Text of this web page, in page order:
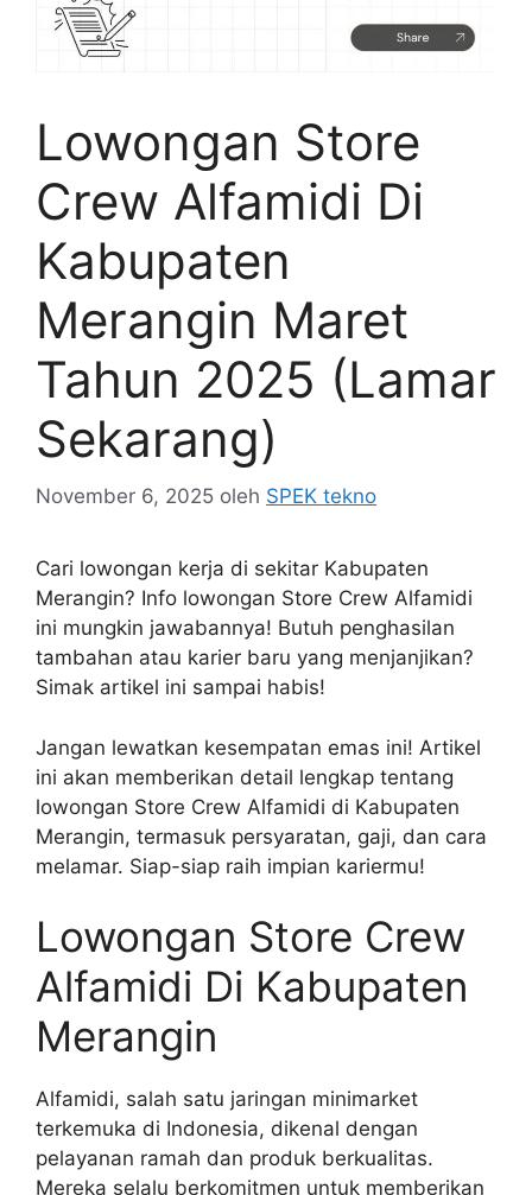
Lowongan Store
Crew Alfamidi Di
Kabupaten
Merangin Maret
Tahun 2025 (Lamar
Sekarang)
November 6, 2025 oleh SPEK tekno
Cari lowongan kerja di sekitar Kabupaten
Merangin? Info lowongan Store Crew Alfamidi
ini mungkin jawabannya! Butuh penghasilan
tambahan atau karier baru yang menjanjikan?
Simak artikel ini sampai habis!
Jangan lewatkan kesempatan emas ini! Artikel
ini akan memberikan detail lengkap tentang
lowongan Store Crew Alfamidi di Kabupaten
Merangin, termasuk persyaratan, gaji, dan cara
melamar. Siap-siap raih impian kariermu!
Lowongan Store Crew
Alfamidi Di Kabupaten
Merangin
Alfamidi, salah satu jaringan minimarket
terkemuka di Indonesia, dikenal dengan
pelayanan ramah dan produk berkualitas.
Mereka selalu berkomitmen untuk memberikan